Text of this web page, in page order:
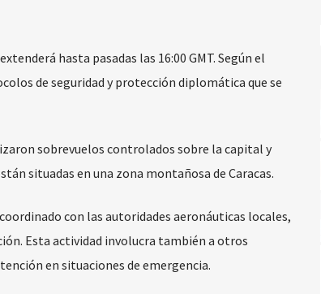
hasta pasadas las 16:00 GMT. Según el
de seguridad y protección diplomática que se
sobrevuelos controlados sobre la capital y
situadas en una zona montañosa de Caracas.
con las autoridades aeronáuticas locales,
Esta actividad involucra también a otros
en situaciones de emergencia.